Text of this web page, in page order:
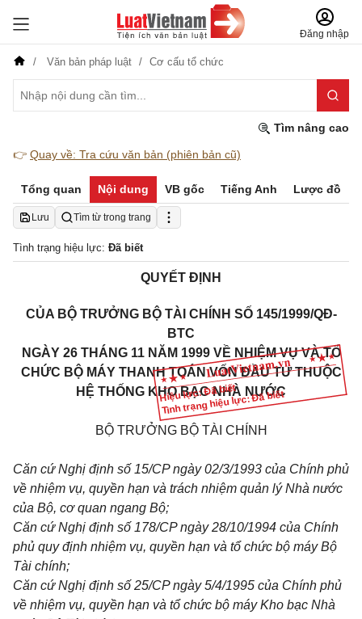
Đăng nhập
Văn bản pháp luật Cơ cấu tổ chức
Tìm nâng cao
👉 Quay về: Tra cứu văn bản (phiên bản cũ)
Tổng quan Nội dung VB gốc Tiếng Anh Lược đồ
Lưu Tìm từ trong trang
Tình trạng hiệu lực: Đã biết
Hiệu lực: Đã biết
Tình trạng hiệu lực: Đã biết
QUYẾT ĐỊNH
CỦA BỘ TRƯỞNG BỘ TÀI CHÍNH SỐ 145/1999/QĐ-
BTC
NGÀY 26 THÁNG 11 NĂM 1999 VỀ NHIỆM VỤ VÀ TỔ
CHỨC BỘ MÁY THANH TOÁN VỐN ĐẦU TƯ THUỘC
HỆ THỐNG KHO BẠC NHÀ NƯỚC
BỘ TRƯỞNG BỘ TÀI CHÍNH
Căn cứ Nghị định số 15/CP ngày 02/3/1993 của Chính phủ
về nhiệm vụ, quyền hạn và trách nhiệm quản lý Nhà nước
của Bộ, cơ quan ngang Bộ;
Căn cứ Nghị định số 178/CP ngày 28/10/1994 của Chính
phủ quy định nhiệm vụ, quyền hạn và tổ chức bộ máy Bộ
Tài chính;
Căn cứ Nghị định số 25/CP ngày 5/4/1995 của Chính phủ
về nhiệm vụ, quyền hạn và tổ chức bộ máy Kho bạc Nhà